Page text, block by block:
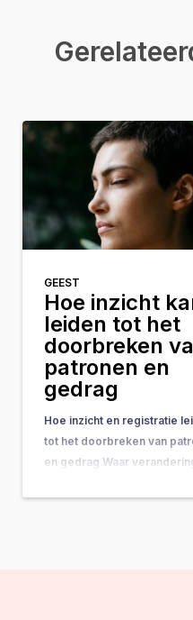
GEEST
Hoe inzicht
leiden tot het
doorbreken
patronen en
gedrag
Hoe inzicht en registratie
tot het doorbreken van
en gedrag Waar
concrete do’s & don’ts,